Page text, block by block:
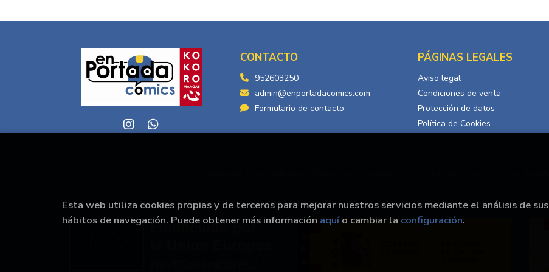
CONTACTO
952603250
admin@enportadacomics.com
Formulario de contacto
PÁGINAS LEGALES
Aviso legal
Condiciones de venta
Protección de datos
Política de Cookies
Esta web utiliza cookies propias y de terceros para mejorar nuestros servicios mediante el análisis de sus
hábitos de navegación. Puede obtener más información aquío cambiar la configuración.